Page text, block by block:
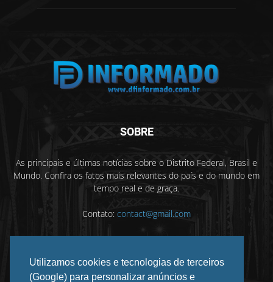
Utilizamos cookies e tecnologias de terceiros
(Google) para personalizar anúncios e
SOBRE
As principais e últimas notícias sobre o Distrito Federal, Brasil e
Mundo. Confira os fatos mais relevantes do país e do mundo em
tempo real e de graça.
Contato: contact@gmail.com
SIGA-NOS